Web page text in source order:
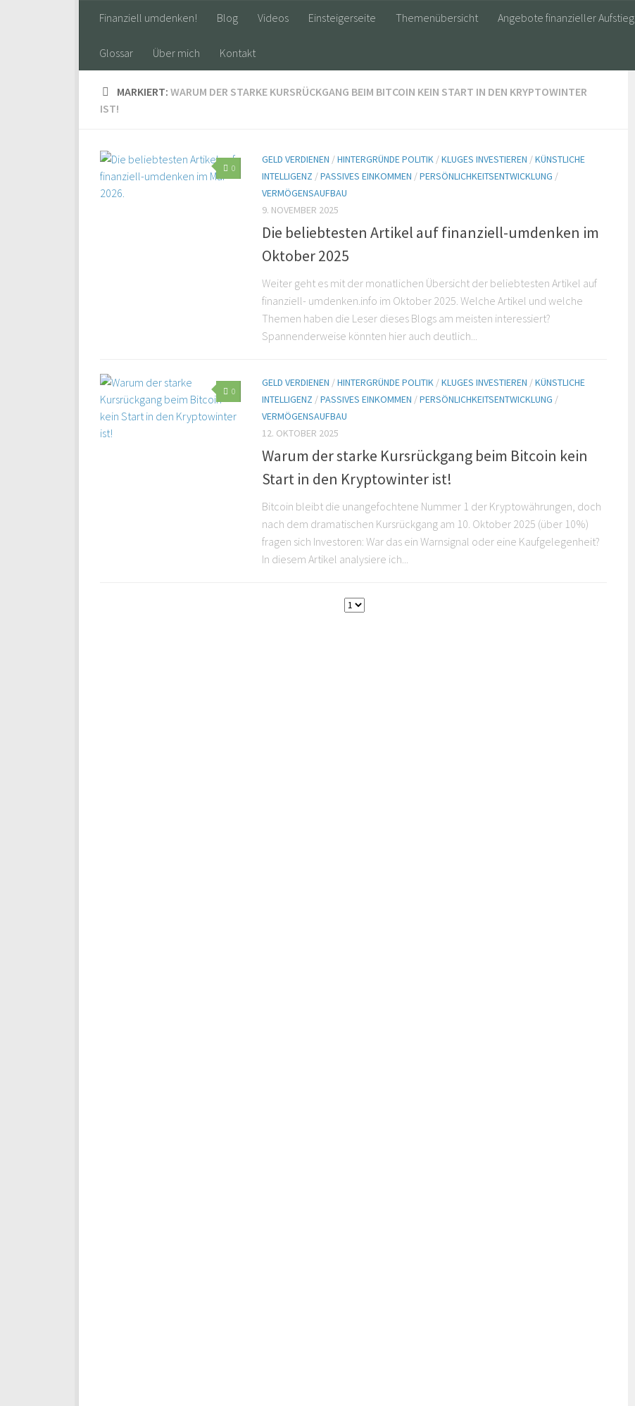
Finanziell umdenken! Blog Videos Einsteigerseite Themenübersicht Angebote finanzieller Aufstieg
Glossar Über mich Kontakt
MARKIERT: WARUM DER STARKE KURSRÜCKGANG BEIM BITCOIN KEIN START IN DEN KRYPTOWINTER
IST!
0
GELD VERDIENEN /HINTERGRÜNDE POLITIK /KLUGES INVESTIEREN /KÜNSTLICHE
INTELLIGENZ /PASSIVES EINKOMMEN /PERSÖNLICHKEITSENTWICKLUNG /
VERMÖGENSAUFBAU
9. NOVEMBER 2025
Die beliebtesten Artikel auf finanziell-umdenken im
Oktober 2025
Weiter geht es mit der monatlichen Übersicht der beliebtesten Artikel auf
finanziell- umdenken.info im Oktober 2025. Welche Artikel und welche
Themen haben die Leser dieses Blogs am meisten interessiert?
Spannenderweise könnten hier auch deutlich...
0
GELD VERDIENEN /HINTERGRÜNDE POLITIK /KLUGES INVESTIEREN /KÜNSTLICHE
INTELLIGENZ /PASSIVES EINKOMMEN /PERSÖNLICHKEITSENTWICKLUNG /
VERMÖGENSAUFBAU
12. OKTOBER 2025
Warum der starke Kursrückgang beim Bitcoin kein
Start in den Kryptowinter ist!
Bitcoin bleibt die unangefochtene Nummer 1 der Kryptowährungen, doch
nach dem dramatischen Kursrückgang am 10. Oktober 2025 (über 10%)
fragen sich Investoren: War das ein Warnsignal oder eine Kaufgelegenheit?
In diesem Artikel analysiere ich...